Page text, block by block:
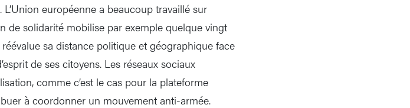
européenne a beaucoup travaillé sur
de solidarité mobilise par exemple quelque vingt
sa distance politique et géographique face
de ses citoyens. Les réseaux sociaux
comme c’est le cas pour la plateforme
à coordonner un mouvement anti-armée.